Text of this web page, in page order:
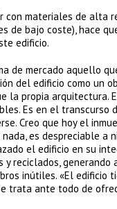
materiales de alta
de bajo coste), hace
edificio.
de mercado aquello
del edificio como un
la propia arquitectura.
Es en el transcurso
Creo que hoy el
es despreciable a
el edificio en su
reciclados,
inútiles. «El
trata ante todo de